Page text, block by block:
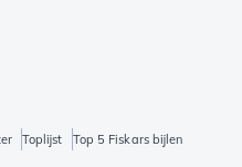
Toplijst Top 5 Fiskars bijlen